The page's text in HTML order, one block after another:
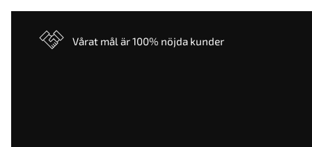
Vårat mål är 100% nöjda kunder